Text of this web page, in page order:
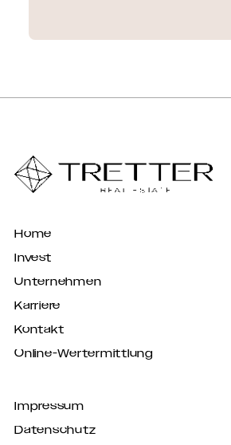
Home
Invest
Unternehmen
Karriere
Kontakt
Online-Wertermittlung
Impressum
Datenschutz